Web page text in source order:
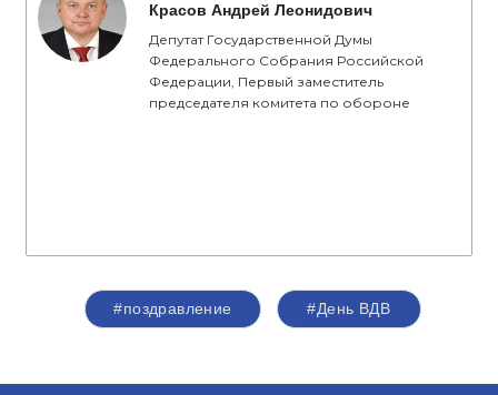
Красов Андрей Леонидович
Депутат Государственной Думы
Федерального Собрания Российской
Федерации, Первый заместитель
председателя комитета по обороне
#поздравление #День ВДВ